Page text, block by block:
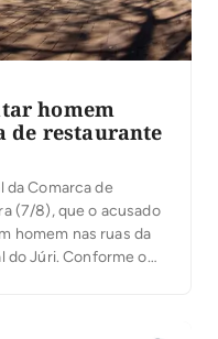
homem
de restaurante
da Comarca de
(7/8), que o acusado
homem nas ruas da
do Júri. Conforme o